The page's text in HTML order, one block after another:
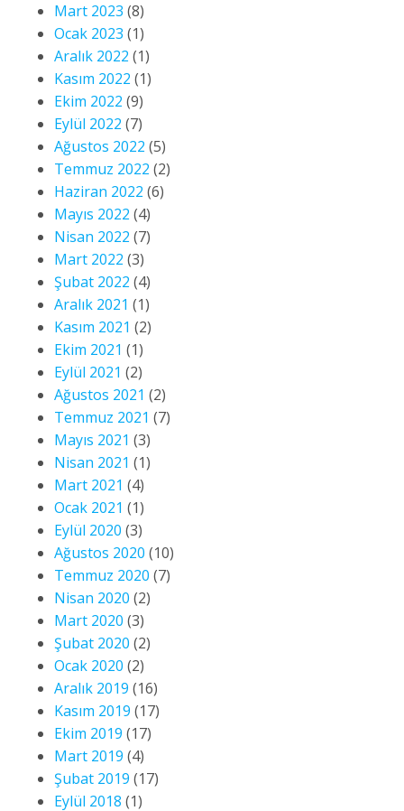
Mart 2023 (8)
Ocak 2023 (1)
Aralık 2022 (1)
Kasım 2022 (1)
Ekim 2022 (9)
Eylül 2022 (7)
Ağustos 2022 (5)
Temmuz 2022 (2)
Haziran 2022 (6)
Mayıs 2022 (4)
Nisan 2022 (7)
Mart 2022 (3)
Şubat 2022 (4)
Aralık 2021 (1)
Kasım 2021 (2)
Ekim 2021 (1)
Eylül 2021 (2)
Ağustos 2021 (2)
Temmuz 2021 (7)
Mayıs 2021 (3)
Nisan 2021 (1)
Mart 2021 (4)
Ocak 2021 (1)
Eylül 2020 (3)
Ağustos 2020 (10)
Temmuz 2020 (7)
Nisan 2020 (2)
Mart 2020 (3)
Şubat 2020 (2)
Ocak 2020 (2)
Aralık 2019 (16)
Kasım 2019 (17)
Ekim 2019 (17)
Mart 2019 (4)
Şubat 2019 (17)
Eylül 2018 (1)